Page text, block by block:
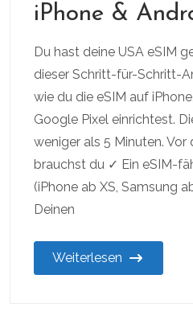
iPhone &
Du hast deine USA eSIM
dieser Schritt-für-Schritt-
wie du die eSIM auf
Google Pixel einrichtest.
weniger als 5 Minuten. Vor
brauchst du ✓ Ein eSIM-
(iPhone ab XS, Samsung
Deinen
Weiterlesen